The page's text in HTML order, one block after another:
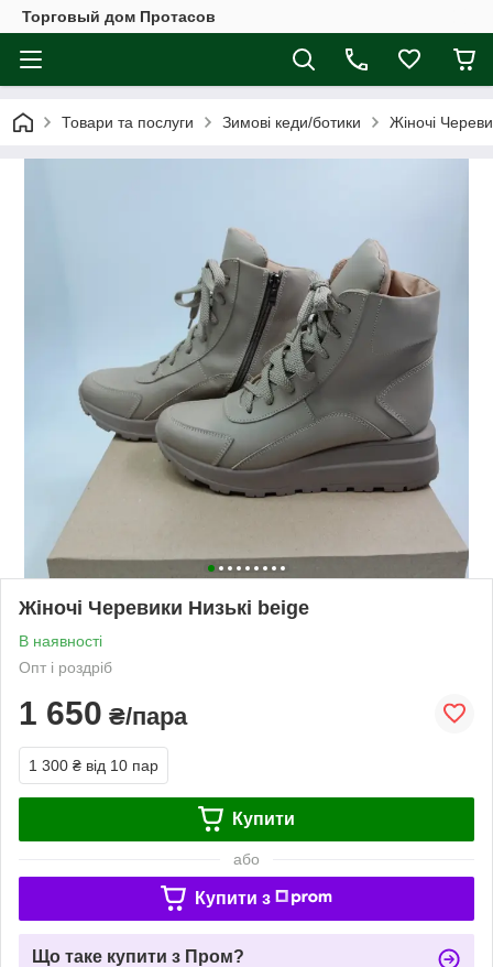
Торговый дом Протасов
Товари та послуги Зимові кеди/ботики Жіночі
Жіночі Черевики Низькі beige
В наявності
Опт і роздріб
1 650 ₴/пара
1 300 ₴ від 10 пар
Купити
або
Купити з
Що таке купити з Пром?